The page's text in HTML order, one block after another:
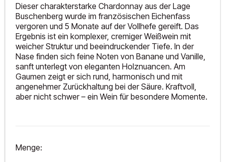
Dieser charakterstarke Chardonnay aus der Lage
Buschenberg wurde im französischen Eichenfass
vergoren und 5 Monate auf der Vollhefe gereift. Das
Ergebnis ist ein komplexer, cremiger Weißwein mit
weicher Struktur und beeindruckender Tiefe. In der
Nase finden sich feine Noten von Banane und Vanille,
sanft unterlegt von eleganten Holznuancen. Am
Gaumen zeigt er sich rund, harmonisch und mit
angenehmer Zurückhaltung bei der Säure. Kraftvoll,
aber nicht schwer – ein Wein für besondere Momente.
Menge: